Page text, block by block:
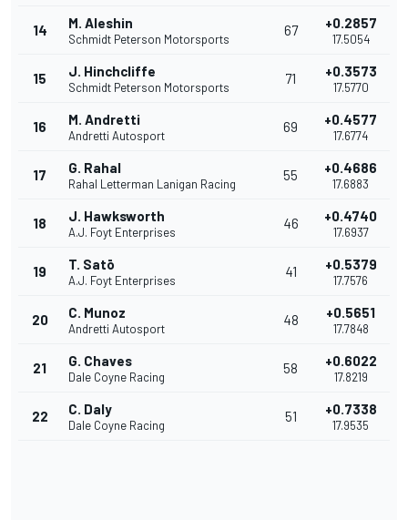
14 M. Aleshin
Schmidt Peterson Motorsports
67 +0.2857
17.5054
15 J. Hinchcliffe
Schmidt Peterson Motorsports
71 +0.3573
17.5770
16 M. Andretti
Andretti Autosport
69 +0.4577
17.6774
17 G. Rahal
Rahal Letterman Lanigan Racing
55 +0.4686
17.6883
18 J. Hawksworth
A.J. Foyt Enterprises
46 +0.4740
17.6937
19 T. Satō
A.J. Foyt Enterprises
41 +0.5379
17.7576
20 C. Munoz
Andretti Autosport
48 +0.5651
17.7848
21 G. Chaves
Dale Coyne Racing
58 +0.6022
17.8219
22 C. Daly
Dale Coyne Racing
51 +0.7338
17.9535